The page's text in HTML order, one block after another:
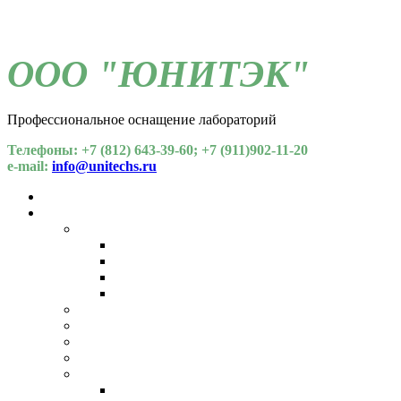
ООО "ЮНИТЭК"
Профессиональное оснащение лабораторий
Телефоны: +7 (812) 643-39-60; +7 (911)902-11-20
e-mail: info@unitechs.ru